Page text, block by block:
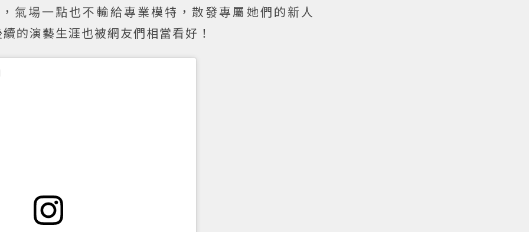
氣場一點也不輸給專業模特，散發專屬她們的新人
的演藝生涯也被網友們相當看好！